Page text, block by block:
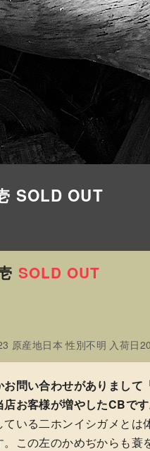
SOLD OUT
SOLD OUT
原産地日本 性別不明 入荷日
お問い合わせがありまし
お客様が増やしたCBで
ている二ホンイシガメと
。この左のかめぢからも